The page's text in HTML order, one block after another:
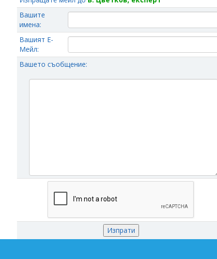
Вашите
имена:
Вашият Е-
Мейл:
Вашето съобщение: